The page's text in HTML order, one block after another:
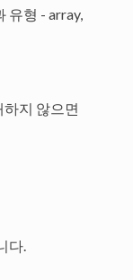
유형 - array,
하지 않으면
다.